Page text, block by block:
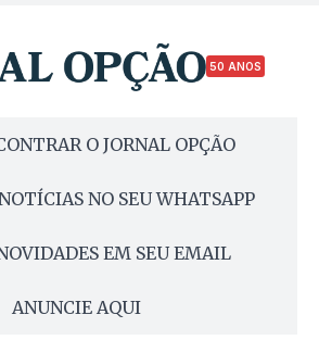
50 ANOS
O JORNAL OPÇÃO
NO SEU WHATSAPP
EM SEU EMAIL
ANUNCIE AQUI